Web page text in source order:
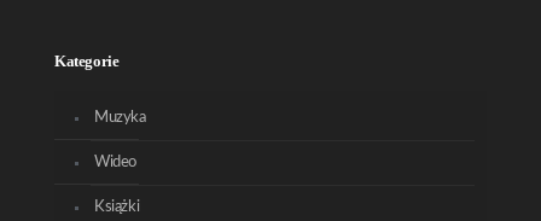
Kategorie
Muzyka
Wideo
Książki